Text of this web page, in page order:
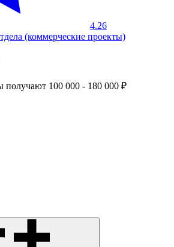
4.26
(коммерческие проекты)
получают 100 000 - 180 000 ₽